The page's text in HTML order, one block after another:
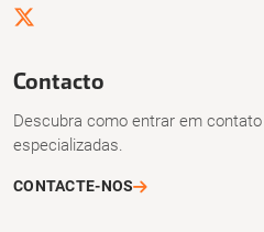
Contacto
Descubra como entrar em
especializadas.
CONTACTE-NOS